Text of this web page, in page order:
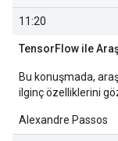
11:20
TensorFlow ile
Bu konuşmada,
ilginç özelliklerini
Alexandre Passos